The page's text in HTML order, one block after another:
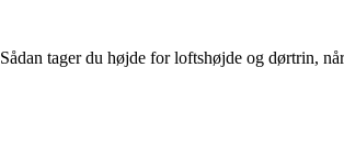
Sådan tager du højde for loftshøjde og dørtrin,